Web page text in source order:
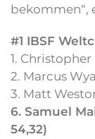
bekommen“,
#1 IBSF
1.
2. Marcus
3. Matt
6. Samuel
54,32)